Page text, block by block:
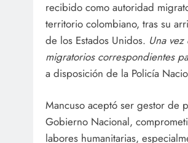
recibido como autoridad
territorio colombiano, tras su
de los Estados Unidos. Una
migratorios correspondientes
a disposición de la Policía
Mancuso aceptó ser gestor de
Gobierno Nacional,
labores humanitarias,